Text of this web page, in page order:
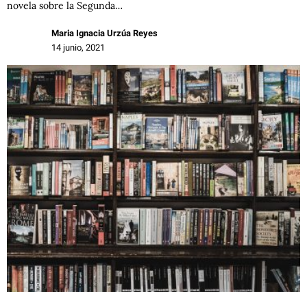
novela sobre la Segunda…
Maria Ignacia Urzúa Reyes
14 junio, 2021